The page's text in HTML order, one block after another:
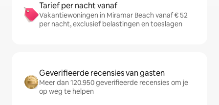
Tarief per nacht vanaf
Vakantiewoningen in Miramar Beach vanaf € 52
per nacht, exclusief belastingen en toeslagen
Geverifieerde recensies van gasten
Meer dan 120.950 geverifieerde recensies om je
op weg te helpen